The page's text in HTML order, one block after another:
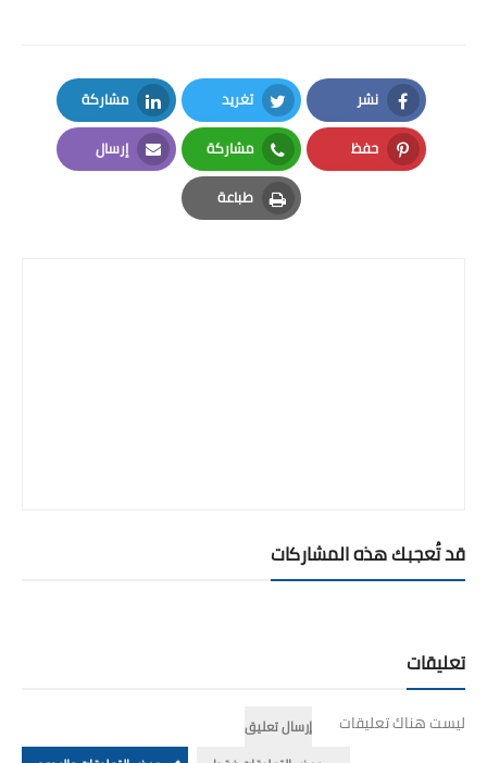
نشر
Facebook
تغريد
Twitter
مشاركة
LinkedIn
حفظ
Pinterest
مشاركة
Whatsapp
إرسال
Email
طباعة
Print
قد تُعجبك هذه المشاركات
تعليقات
ليست هناك تعليقات
إرسال تعليق